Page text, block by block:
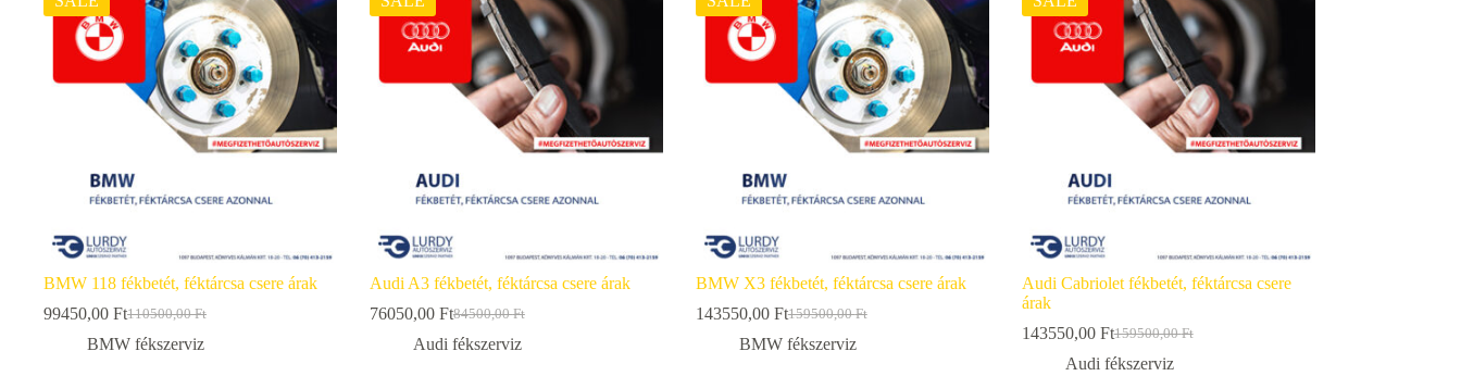
BMW 118 fékbetét, féktárcsa csere árak
110500,00Ft
Original
price
99450,00 FtCurrent
price
BMW fékszerviz
Audi A3 fékbetét, féktárcsa csere árak
84500,00Ft
Original
price
76050,00 FtCurrent
price
Audi fékszerviz
BMW X3 fékbetét, féktárcsa csere árak
159500,00Ft
Original
price
143550,00 FtCurrent
price
BMW fékszerviz
Audi Cabriolet fékbetét, féktárcsa csere
árak
159500,00Ft
Original
price
143550,00 FtCurrent
price
Audi fékszerviz